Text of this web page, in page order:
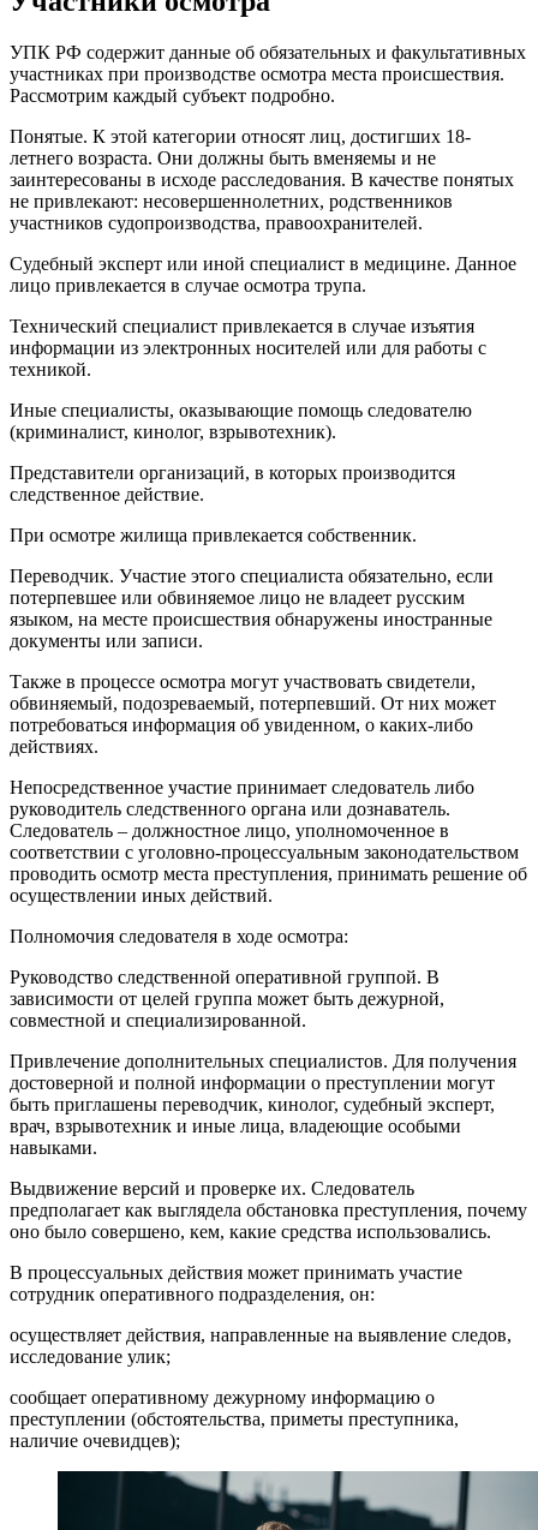
УПК РФ содержит данные об обязательных и факультативных
участниках при производстве осмотра места происшествия.
Рассмотрим каждый субъект подробно.
Понятые. К этой категории относят лиц, достигших 18-
летнего возраста. Они должны быть вменяемы и не
заинтересованы в исходе расследования. В качестве понятых
не привлекают: несовершеннолетних, родственников
участников судопроизводства, правоохранителей.
Судебный эксперт или иной специалист в медицине. Данное
лицо привлекается в случае осмотра трупа.
Технический специалист привлекается в случае изъятия
информации из электронных носителей или для работы с
техникой.
Иные специалисты, оказывающие помощь следователю
(криминалист, кинолог, взрывотехник).
Представители организаций, в которых производится
следственное действие.
При осмотре жилища привлекается собственник.
Переводчик. Участие этого специалиста обязательно, если
потерпевшее или обвиняемое лицо не владеет русским
языком, на месте происшествия обнаружены иностранные
документы или записи.
Также в процессе осмотра могут участвовать свидетели,
обвиняемый, подозреваемый, потерпевший. От них может
потребоваться информация об увиденном, о каких-либо
действиях.
Непосредственное участие принимает следователь либо
руководитель следственного органа или дознаватель.
Следователь – должностное лицо, уполномоченное в
соответствии с уголовно-процессуальным законодательством
проводить осмотр места преступления, принимать решение об
осуществлении иных действий.
Полномочия следователя в ходе осмотра:
Руководство следственной оперативной группой. В
зависимости от целей группа может быть дежурной,
совместной и специализированной.
Привлечение дополнительных специалистов. Для получения
достоверной и полной информации о преступлении могут
быть приглашены переводчик, кинолог, судебный эксперт,
врач, взрывотехник и иные лица, владеющие особыми
навыками.
Выдвижение версий и проверке их. Следователь
предполагает как выглядела обстановка преступления, почему
оно было совершено, кем, какие средства использовались.
В процессуальных действия может принимать участие
сотрудник оперативного подразделения, он:
осуществляет действия, направленные на выявление следов,
исследование улик;
сообщает оперативному дежурному информацию о
преступлении (обстоятельства, приметы преступника,
наличие очевидцев);